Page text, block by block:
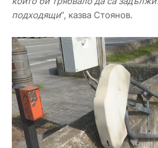
подходящи“, казва Стоянов.